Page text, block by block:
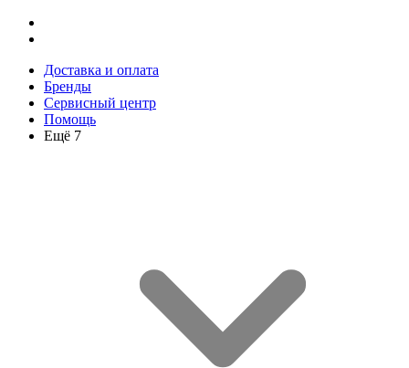
Доставка и оплата
Бренды
Сервисный центр
Помощь
Ещё 7